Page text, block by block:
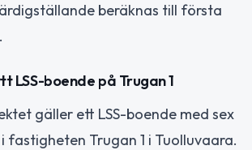
beräknas till första
LSS-boende på Trugan 1
gäller ett LSS-boende med sex
fastigheten Trugan 1 i Tuolluvaara.